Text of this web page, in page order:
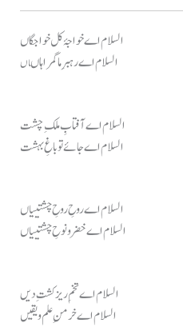
السلام اے خواجۂ کل خواجگاں
السلام اے رہبرِ ما گمراہاںاں
السلام اے آفتابِ ملکِ چشت
السلام اے جائے تو باغِ بہشت
السلام اے روحِ روحِ چشتییاں
السلام اے خضر و نوحِ چشتییاں
السلام اے تخمِ ریز کشتِ دیں
السلام اے خرمنِ علم و یقیں